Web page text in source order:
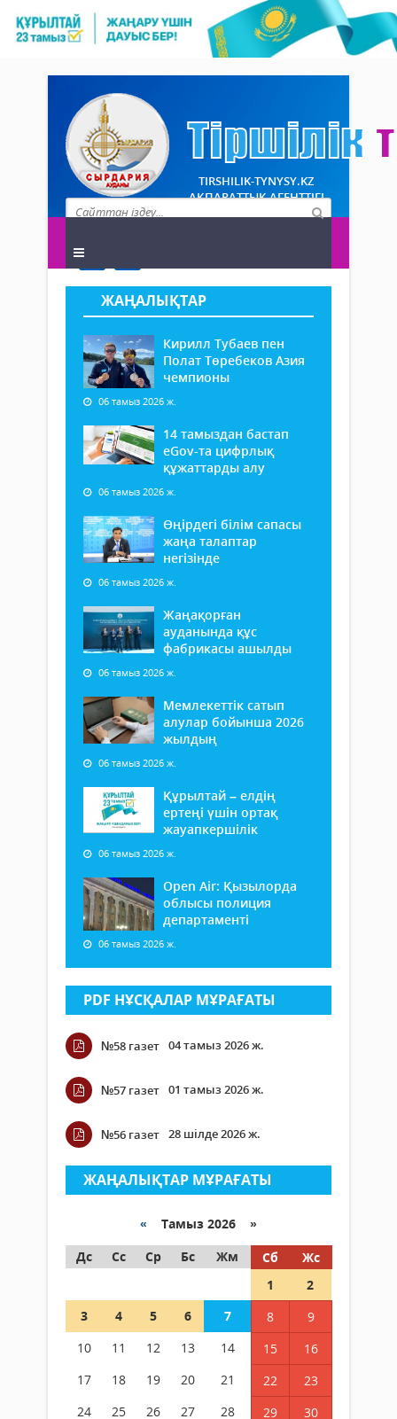
TIRSHILIK-TYNYSY.KZ
АҚПАРАТТЫҚ АГЕНТТІГІ
ЖАҢАЛЫҚТАР
Кирилл Тубаев пен
Полат Төребеков Азия
чемпионы
06 тамыз 2026 ж.
14 тамыздан бастап
еGov-та цифрлық
құжаттарды алу
06 тамыз 2026 ж.
Өңірдегі білім сапасы
жаңа талаптар
негізінде
06 тамыз 2026 ж.
Жаңақорған
ауданында құс
фабрикасы ашылды
06 тамыз 2026 ж.
Мемлекеттік сатып
алулар бойынша 2026
жылдың
06 тамыз 2026 ж.
Құрылтай – елдің
ертеңі үшін ортақ
жауапкершілік
06 тамыз 2026 ж.
Open Air: Қызылорда
облысы полиция
департаменті
06 тамыз 2026 ж.
PDF НҰСҚАЛАР МҰРАҒАТЫ
№58 газет 04 тамыз 2026 ж.
№57 газет 01 тамыз 2026 ж.
№56 газет 28 шілде 2026 ж.
ЖАҢАЛЫҚТАР МҰРАҒАТЫ
« Тамыз 2026 »
Дс
Сс Ср Бс Жм Сб
Жс
1
2
3
4 5 6 7 8
9
10
11 12 13 14 15
16
17
18 19 20 21 22
23
24
25 26 27 28 29
30